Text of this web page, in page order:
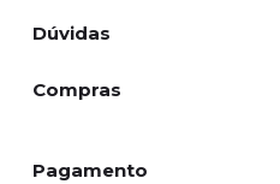
Dúvidas
Compras
Pagamento